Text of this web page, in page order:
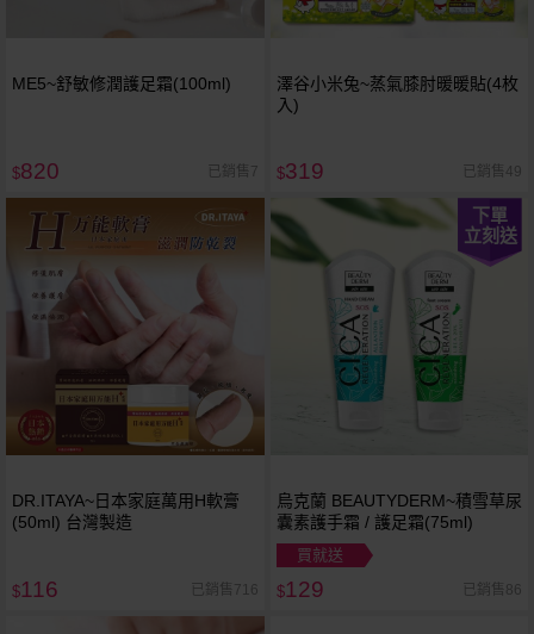
ME5~舒敏修潤護足霜(100ml)
$820 已銷售7
澤谷小米兔~蒸氣膝肘暖暖貼(4枚
入)
$319 已銷售49
DR.ITAYA~日本家庭萬用H軟膏
(50ml) 台灣製造
$116 已銷售716
下單
立刻送
烏克蘭 BEAUTYDERM~積雪草尿
囊素護手霜 / 護足霜(75ml)
買就送
$129 已銷售86